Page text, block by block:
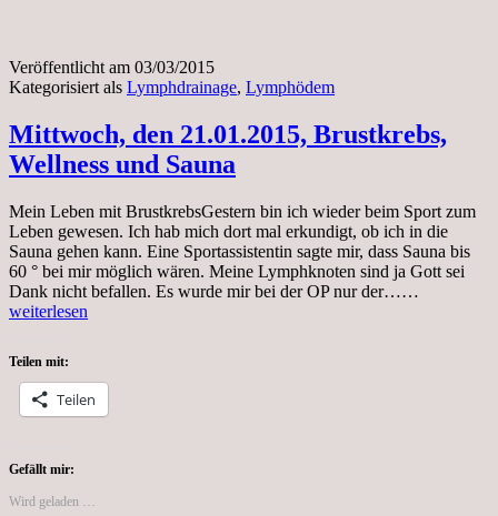
Veröffentlicht am 03/03/2015
Kategorisiert als Lymphdrainage, Lymphödem
Mittwoch, den 21.01.2015, Brustkrebs,
Wellness und Sauna
Mein Leben mit BrustkrebsGestern bin ich wieder beim Sport zum
Leben gewesen. Ich hab mich dort mal erkundigt, ob ich in die
Sauna gehen kann. Eine Sportassistentin sagte mir, dass Sauna bis
60 ° bei mir möglich wären. Meine Lymphknoten sind ja Gott sei
Dank nicht befallen. Es wurde mir bei der OP nur der……
weiterlesen
Teilen mit:
Teilen
Gefällt mir:
Wird geladen …